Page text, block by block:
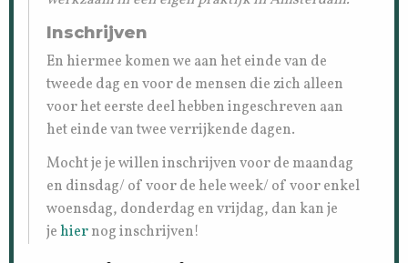
Inschrijven
En hiermee komen we aan het einde van de
tweede dag en voor de mensen die zich alleen
voor het eerste deel hebben ingeschreven aan
het einde van twee verrijkende dagen.
Mocht je je willen inschrijven voor de maandag
en dinsdag/ of voor de hele week/ of voor enkel
woensdag, donderdag en vrijdag, dan kan je
jehiernog inschrijven!